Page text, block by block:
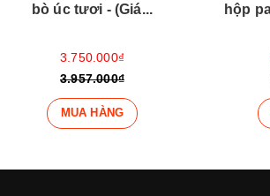
bò úc tươi - (Giá...
3.750.000₫
3.957.000₫
MUA HÀNG
hộp